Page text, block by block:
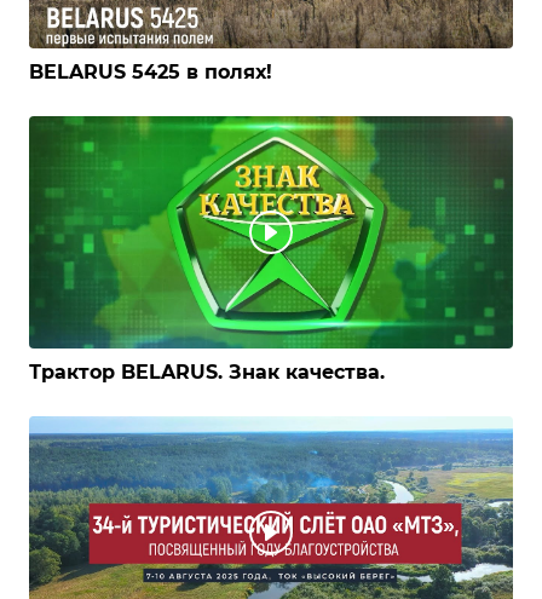
BELARUS 5425 в полях!
Трактор BELARUS. Знак качества.